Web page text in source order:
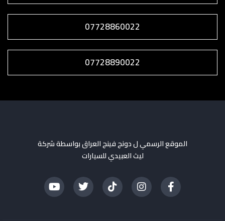
07728860022
07728890022
الموقع الرسمي ل دونج فينج العراق بواسطة شركة
ليث العبيدي للسيارات